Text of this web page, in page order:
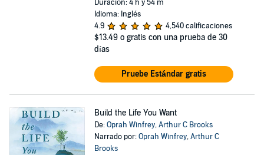
Duración: 4 h y 54 m
Idioma: Inglés
4.9
4,540 calificaciones
$13.49 o gratis con una prueba de 30
días
Pruebe Estándar gratis
Build the Life You Want
De:Oprah Winfrey,Arthur C Brooks
Narrado por:Oprah Winfrey,Arthur C
Brooks